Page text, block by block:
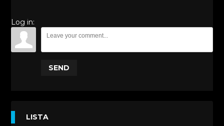
Log in:
SEND
LISTA